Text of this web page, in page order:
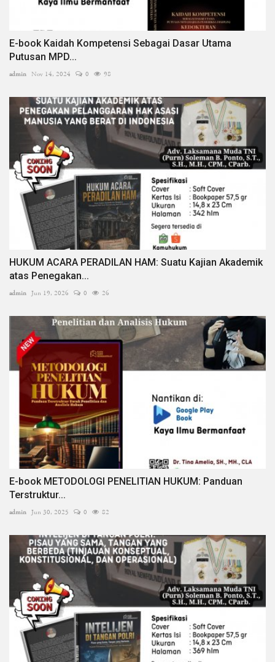
E-book Kaidah Kompetensi Sebagai Dasar Utama
Putusan MPD...
admin Nov 14, 2024 0 98
HUKUM ACARA PERADILAN HAM: Suatu Kajian Akademik
atas Penegakan...
admin Jun 19, 2026 0 26
E-book METODOLOGI PENELITIAN HUKUM: Panduan
Terstruktur...
admin Jun 30, 2025 0 82